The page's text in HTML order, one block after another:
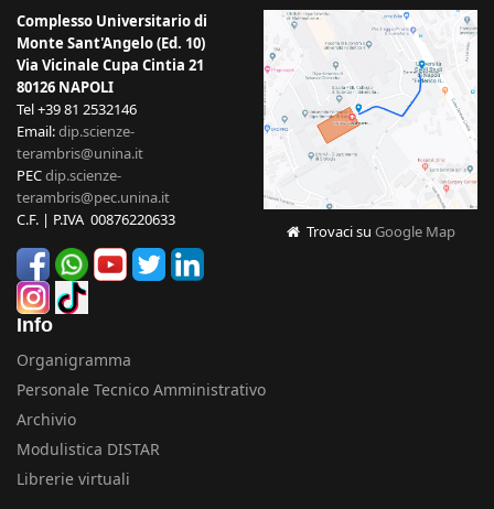
Complesso Universitario di
Monte Sant'Angelo (Ed. 10)
Via Vicinale Cupa Cintia 21
80126 NAPOLI
Tel +39 81 2532146
Email:dip.scienze-
terambris@unina.it
PECdip.scienze-
terambris@pec.unina.it
C.F. | P.IVA 00876220633
Trovaci su Google Map
Info
Organigramma
Personale Tecnico Amministrativo
Archivio
Modulistica DISTAR
Librerie virtuali